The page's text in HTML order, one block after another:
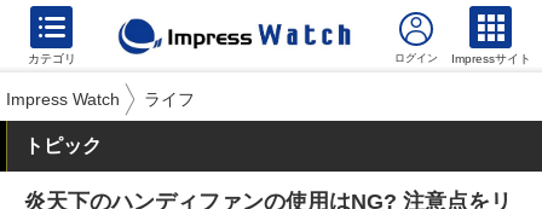
カテゴリ Impressサイト
Impress Watch ライフ
トピック
炎天下のハンディファンの使用はNG? 注意点をリ